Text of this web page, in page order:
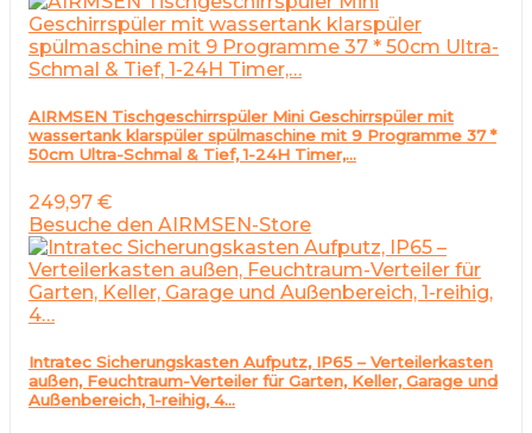
AIRMSEN Tischgeschirrspüler Mini Geschirrspüler mit
wassertank klarspüler spülmaschine mit 9 Programme 37 *
50cm Ultra-Schmal & Tief, 1-24H Timer,…
249,97 €
Besuche den AIRMSEN-Store
Intratec Sicherungskasten Aufputz, IP65 – Verteilerkasten
außen, Feuchtraum-Verteiler für Garten, Keller, Garage und
Außenbereich, 1-reihig, 4…